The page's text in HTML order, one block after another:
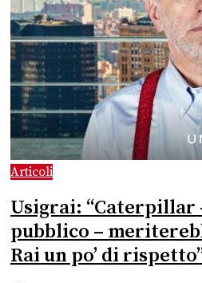
Articoli
Usigrai: “Caterpillar
pubblico –
Rai un po’ di